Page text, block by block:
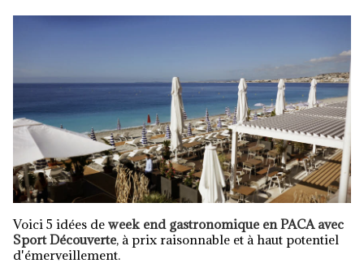
Voici 5 idées de week end gastronomique en PACA avec
Sport Découverte, à prix raisonnable et à haut potentiel
d'émerveillement.